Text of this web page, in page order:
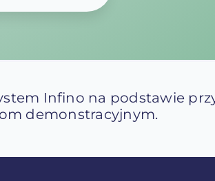
Infino na podstawie
demonstracyjnym.